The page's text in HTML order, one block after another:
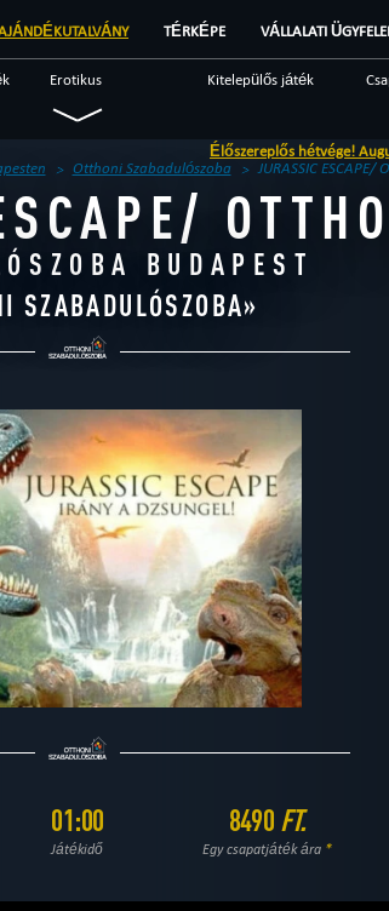
TÉRKÉPE VÁLLALATI
Erotikus Kitelepülős játék
Misztikus
Szokatlan Tudományos
Brendek Beszámolók Blog
Élőszereplős hétvége! Augusztus 15-16
Otthoni Szabadulószoba JURASSIC ESCAPE/
BUDAPEST
SZABADULÓSZOBA»
01:00
Játékidő
8490 FT.
Egy csapatjáték ára *